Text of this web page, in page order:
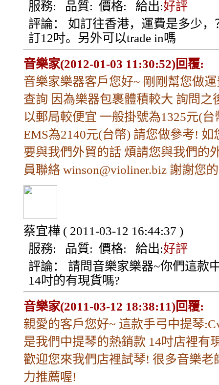
服務: 品質: 價格: 給出:好評
評論：
如訂往香港，運費是多少，
訂12吋。另外可以trade in嗎
音樂家(2012-01-03 11:30:52)回覆:
音樂家樂器客戶您好~ 剛剛幫您做
查詢 因為樂器包裹體積較大 詢問之
以郵局較便宜 一般掛號為1325元(台
EMS為2140元(台幣) 請您做參考! 如
要與我們外貿的話 煩請您與我們的
員聯絡 winson@violiner.biz 謝謝您
蔡宜樺 ( 2011-03-12 16:44:37 )
服務: 品質: 價格: 給出:好評
評論：
請問音樂家樂器~你們這款
14吋的有現貨嗎?
音樂家(2011-03-12 18:38:11)回覆:
親愛的客戶您好~ 這款手弓中提琴
是我們中提琴的熱銷款 14吋店裡有
歡迎您來我們店裡試琴! 很多音樂老
力推薦喔!